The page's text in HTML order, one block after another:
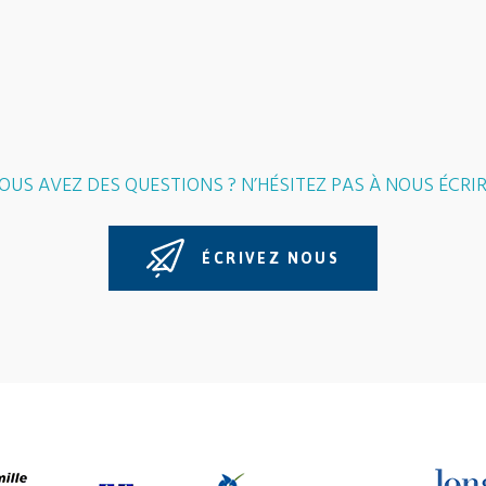
AVEZ DES QUESTIONS ? N’HÉSITEZ PAS À NOUS
ÉCRIVEZ NOUS